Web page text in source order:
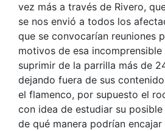
vez más a través de Rivero,
se nos envió a todos los
que se convocarían reuniones
motivos de esa
suprimir de la parrilla más de
dejando fuera de sus
el flamenco, por supuesto el
con idea de estudiar su
de qué manera podrían